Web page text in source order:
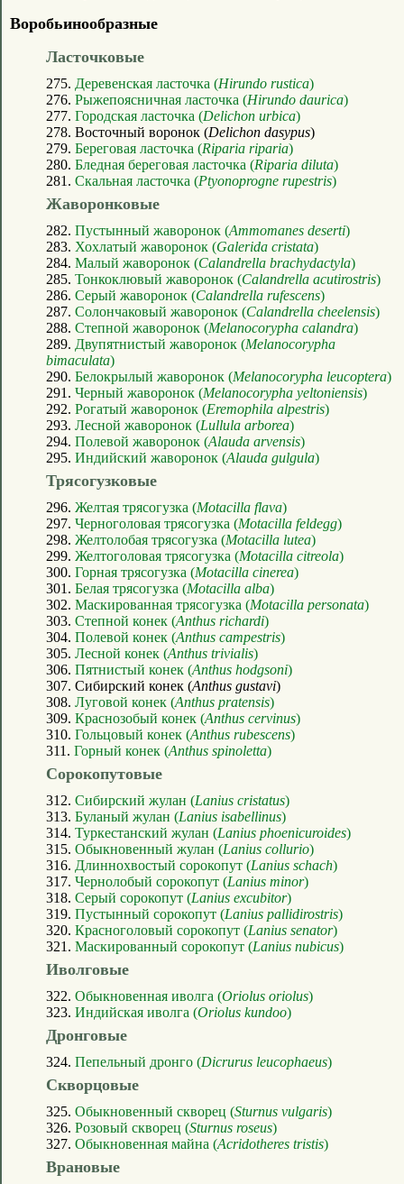
Воробьинообразные
Ласточковые
275. Деревенская ласточка (Hirundo rustica)
276. Рыжепоясничная ласточка (Hirundo daurica)
277. Городская ласточка (Delichon urbica)
278. Восточный воронок (Delichon dasypus)
279. Береговая ласточка (Riparia riparia)
280. Бледная береговая ласточка (Riparia diluta)
281. Скальная ласточка (Ptyonoprogne rupestris)
Жаворонковые
282. Пустынный жаворонок (Ammomanes deserti)
283. Хохлатый жаворонок (Galerida cristata)
284. Малый жаворонок (Calandrella brachydactyla)
285. Тонкоклювый жаворонок (Calandrella acutirostris)
286. Серый жаворонок (Calandrella rufescens)
287. Солончаковый жаворонок (Calandrella cheelensis)
288. Степной жаворонок (Melanocorypha calandra)
289. Двупятнистый жаворонок (Melanocorypha
bimaculata)
290. Белокрылый жаворонок (Melanocorypha leucoptera)
291. Черный жаворонок (Melanocorypha yeltoniensis)
292. Рогатый жаворонок (Eremophila alpestris)
293. Лесной жаворонок (Lullula arborea)
294. Полевой жаворонок (Alauda arvensis)
295. Индийский жаворонок (Alauda gulgula)
Трясогузковые
296. Желтая трясогузка (Motacilla flava)
297. Черноголовая трясогузка (Motacilla feldegg)
298. Желтолобая трясогузка (Motacilla lutea)
299. Желтоголовая трясогузка (Motacilla citreola)
300. Горная трясогузка (Motacilla cinerea)
301. Белая трясогузка (Motacilla alba)
302. Маскированная трясогузка (Motacilla personata)
303. Степной конек (Anthus richardi)
304. Полевой конек (Anthus campestris)
305. Лесной конек (Anthus trivialis)
306. Пятнистый конек (Anthus hodgsoni)
307. Сибирский конек (Anthus gustavi)
308. Луговой конек (Anthus pratensis)
309. Краснозобый конек (Anthus cervinus)
310. Гольцовый конек (Anthus rubescens)
311. Горный конек (Anthus spinoletta)
Сорокопутовые
312. Сибирский жулан (Lanius cristatus)
313. Буланый жулан (Lanius isabellinus)
314. Туркестанский жулан (Lanius phoenicuroides)
315. Обыкновенный жулан (Lanius collurio)
316. Длиннохвостый сорокопут (Lanius schach)
317. Чернолобый сорокопут (Lanius minor)
318. Серый сорокопут (Lanius excubitor)
319. Пустынный сорокопут (Lanius pallidirostris)
320. Красноголовый сорокопут (Lanius senator)
321. Маскированный сорокопут (Lanius nubicus)
Иволговые
322. Обыкновенная иволга (Oriolus oriolus)
323. Индийская иволга (Oriolus kundoo)
Дронговые
324. Пепельный дронго (Dicrurus leucophaeus)
Скворцовые
325. Обыкновенный скворец (Sturnus vulgaris)
326. Розовый скворец (Sturnus roseus)
327. Обыкновенная майна (Acridotheres tristis)
Врановые